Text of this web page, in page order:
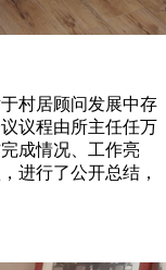
村居顾问发展中存
议程由所主任任万
成情况、工作亮
进行了公开总结，